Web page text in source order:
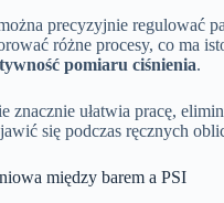
precyzyjnie regulować
różne procesy, co ma
pomiaru ciśnienia.
znacznie ułatwia pracę,
się podczas ręcznych
między barem a PSI